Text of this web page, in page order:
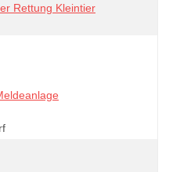
Rettung Kleintier